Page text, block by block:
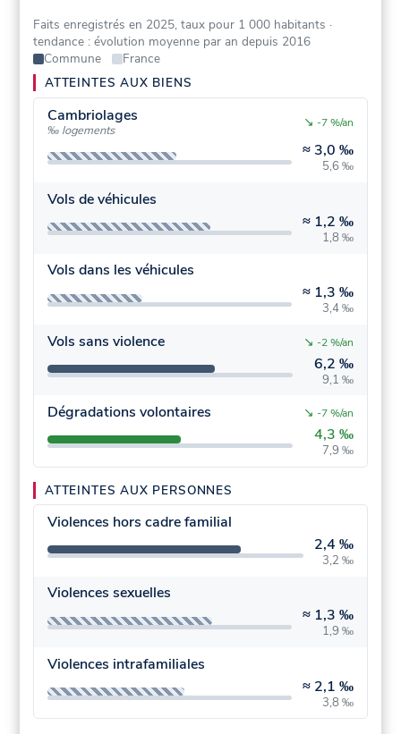
Faits enregistrés en 2025, taux pour 1 000 habitants ·
tendance : évolution moyenne par an depuis 2016
Commune
France
ATTEINTES AUX BIENS
Cambriolages
‰ logements
≈ 3,0 ‰
5,6 ‰
↘ -7 %/an
Vols de véhicules
≈ 1,2 ‰
1,8 ‰
Vols dans les véhicules
≈ 1,3 ‰
3,4 ‰
Vols sans violence
6,2 ‰
9,1 ‰
↘ -2 %/an
Dégradations volontaires
4,3 ‰
7,9 ‰
↘ -7 %/an
ATTEINTES AUX PERSONNES
Violences hors cadre familial
2,4 ‰
3,2 ‰
Violences sexuelles
≈ 1,3 ‰
1,9 ‰
Violences intrafamiliales
≈ 2,1 ‰
3,8 ‰